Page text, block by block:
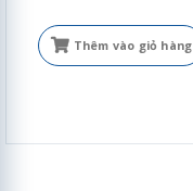
Thêm vào giỏ hàng